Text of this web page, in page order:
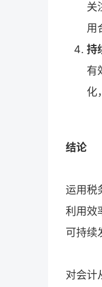
关
用
持
有
化
结论
运用税
利用效
可持续
对会计